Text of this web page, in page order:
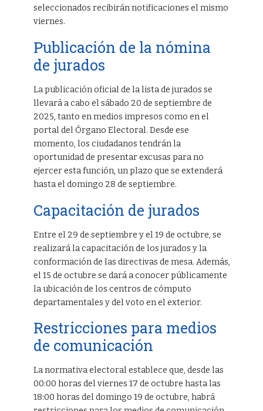
seleccionados recibirán notificaciones el mismo
viernes.
Publicación de la nómina
de jurados
La publicación oficial de la lista de jurados se
llevará a cabo el sábado 20 de septiembre de
2025, tanto en medios impresos como en el
portal del Órgano Electoral. Desde ese
momento, los ciudadanos tendrán la
oportunidad de presentar excusas para no
ejercer esta función, un plazo que se extenderá
hasta el domingo 28 de septiembre.
Capacitación de jurados
Entre el 29 de septiembre y el 19 de octubre, se
realizará la capacitación de los jurados y la
conformación de las directivas de mesa. Además,
el 15 de octubre se dará a conocer públicamente
la ubicación de los centros de cómputo
departamentales y del voto en el exterior.
Restricciones para medios
de comunicación
La normativa electoral establece que, desde las
00:00 horas del viernes 17 de octubre hasta las
18:00 horas del domingo 19 de octubre, habrá